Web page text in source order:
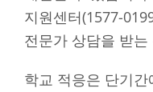
지원센터(1577-
전문가 상담을 받
학교 적응은 단기